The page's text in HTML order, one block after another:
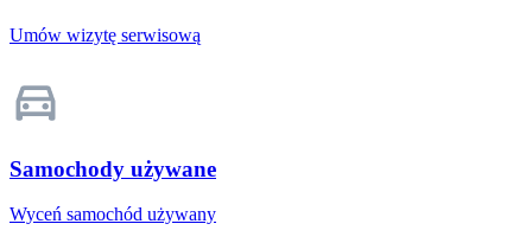
Umów wizytę serwisową
Samochody używane
Wyceń samochód używany